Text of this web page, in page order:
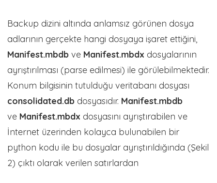
Backup dizini altında anlamsız görünen dosya
adlarının gerçekte hangi dosyaya işaret ettiğini,
Manifest.mbdb ve Manifest.mbdx dosyalarının
ayrıştırılması (parse edilmesi) ile görülebilmektedir.
Konum bilgisinin tutulduğu veritabanı dosyası
consolidated.db dosyasıdır. Manifest.mbdb
ve Manifest.mbdx dosyasını ayrıştırabilen ve
İnternet üzerinden kolayca bulunabilen bir
python kodu ile bu dosyalar ayrıştırıldığında (Şekil
2) çıktı olarak verilen satırlardan